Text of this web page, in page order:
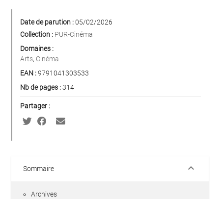
Date de parution :05/02/2026
Collection : PUR-Cinéma
Domaines :
Arts, Cinéma
EAN :9791041303533
Nb de pages :314
Partager :
Sommaire keyboard_arrow_down
Archives